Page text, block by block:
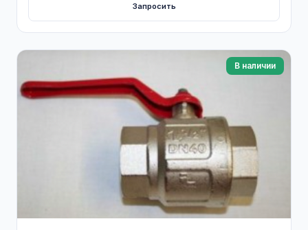
Запросить
В наличии